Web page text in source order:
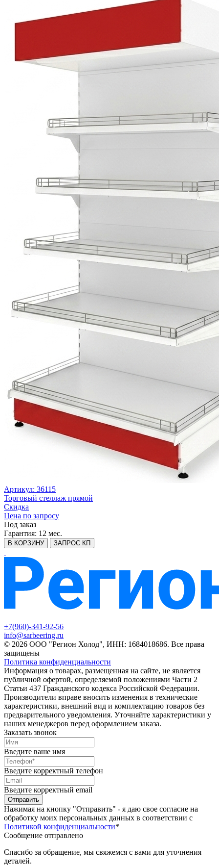
Артикул: 36115
Торговый стеллаж прямой
Скидка
Цена по запросу
Под заказ
Гарантия: 12 мес.
В КОРЗИНУ ЗАПРОС КП
+7(960)-341-92-56
info@sarbeering.ru
© 2026 ООО "Регион Холод", ИНН: 1684018686. Все права
защищены
Политика конфиденциальности
Информация о товарах, размещенная на сайте, не является
публичной офертой, определяемой положениями Части 2
Статьи 437 Гражданского кодекса Российской Федерации.
Производители вправе вносить изменения в технические
характеристики, внешний вид и комплектацию товаров без
предварительного уведомления. Уточняйте характеристики у
наших менеджеров перед оформлением заказа.
Заказать звонок
Введите ваше имя
Введите корректный телефон
Введите корректный email
Отправить
Нажимая на кнопку "Отправить" - я даю свое согласие на
обработку моих персональных данных в соответствии с
Политикой конфиденциальности*
Сообщение отправлено
Спасибо за обращение, мы свяжемся с вами для уточнения
деталей.